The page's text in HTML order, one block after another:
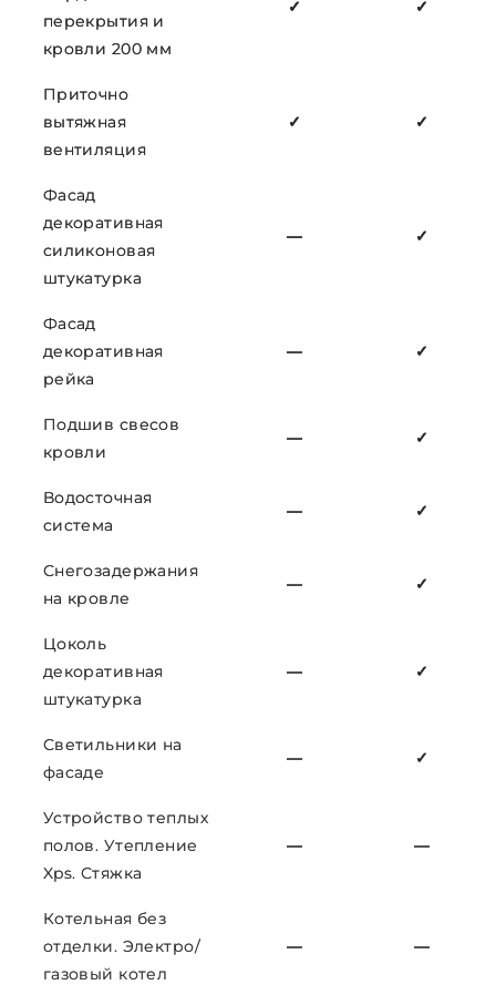
перекрытия и
кровли 200 мм
✓ ✓
Приточно
вытяжная
вентиляция
✓ ✓
Фасад
декоративная
силиконовая
штукатурка
— ✓
Фасад
декоративная
рейка
— ✓
Подшив свесов
кровли
— ✓
Водосточная
система
— ✓
Снегозадержания
на кровле
— ✓
Цоколь
декоративная
штукатурка
— ✓
Светильники на
фасаде
— ✓
Устройство теплых
полов. Утепление
Xps. Стяжка
— —
Котельная без
отделки. Электро/
газовый котел
— —